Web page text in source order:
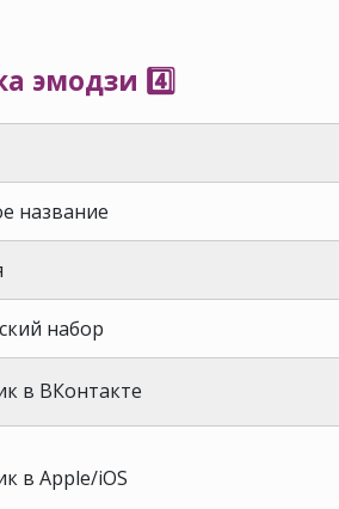
эмодзи 4️⃣
название
набор
в ВКонтакте
в Apple/iOS